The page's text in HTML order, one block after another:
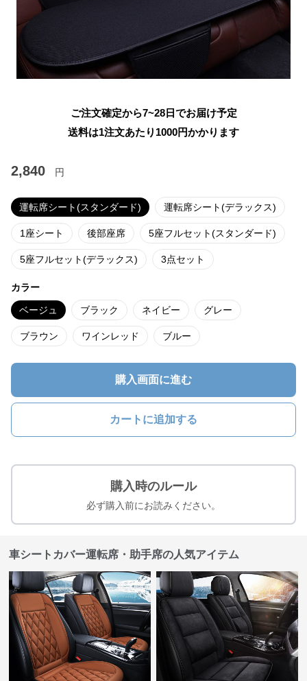
ご注文確定から7~28日でお届け予定
送料は1注文あたり 1000円かかります
2,840 円
運転席シート(スタンダード) 運転席シート(デラックス)
1座シート 後部座席 5座フルセット(スタンダード)
5座フルセット(デラックス) 3点セット
カラー
ベージュ ブラック ネイビー グレー
ブラウン ワインレッド ブルー
購入画面に進む
カートに追加する
購入時のルール
必ず購入前にお読みください。
車シートカバー運転席・助手席の人気アイテム